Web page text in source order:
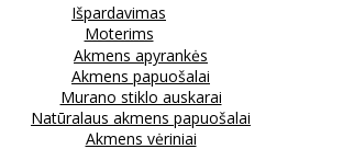
Išpardavimas
Moterims
Akmens apyrankės
Akmens papuošalai
Murano stiklo auskarai
Natūralaus akmens papuošalai
Akmens vėriniai